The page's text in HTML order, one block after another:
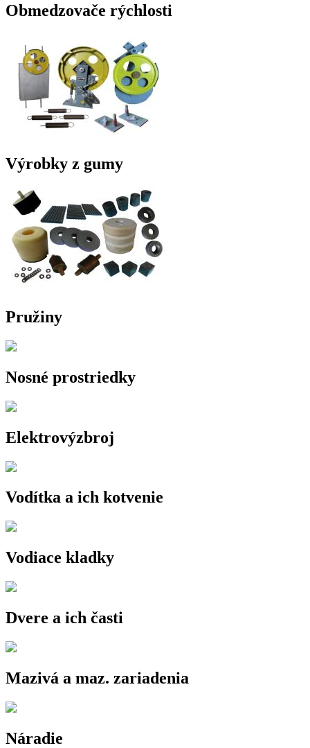
Obmedzovače rýchlosti
Výrobky z gumy
Pružiny
Nosné prostriedky
Elektrovýzbroj
Vodítka a ich kotvenie
Vodiace kladky
Dvere a ich časti
Mazivá a maz. zariadenia
Náradie